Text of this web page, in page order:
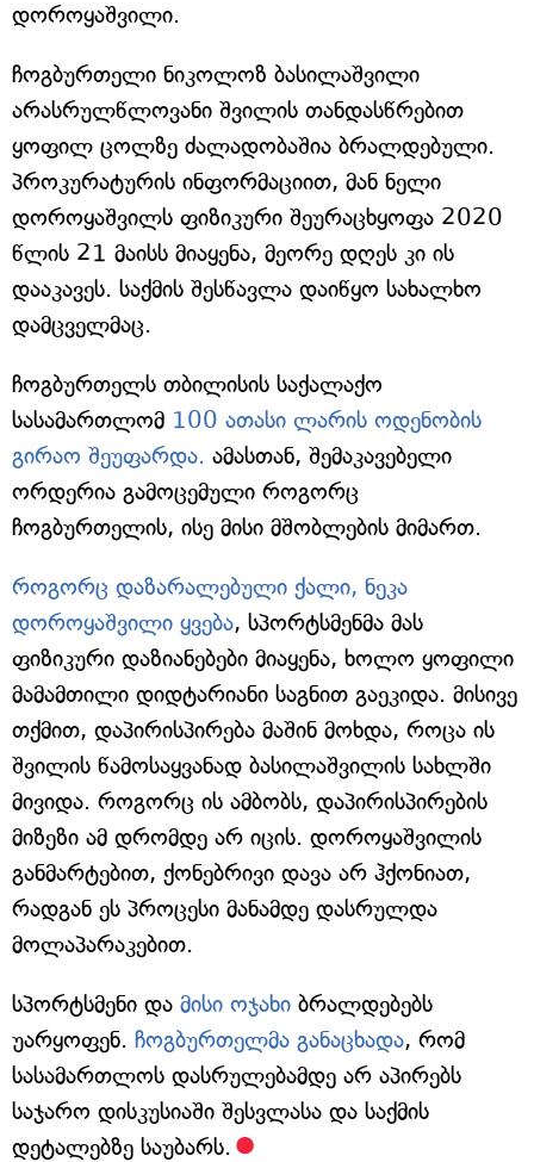
დოროყაშვილი.
ჩოგბურთელი ნიკოლოზ ბასილაშვილი
არასრულწლოვანი შვილის თანდასწრებით
ყოფილ ცოლზე ძალადობაშია ბრალდებული.
პროკურატურის ინფორმაციით, მან ნელი
დოროყაშვილს ფიზიკური შეურაცხყოფა 2020
წლის 21 მაისს მიაყენა, მეორე დღეს კი ის
დააკავეს. საქმის შესწავლა დაიწყო სახალხო
დამცველმაც.
ჩოგბურთელს თბილისის საქალაქო
სასამართლომ 100 ათასი ლარის ოდენობის
გირაო შეუფარდა. ამასთან, შემაკავებელი
ორდერია გამოცემული როგორც
ჩოგბურთელის, ისე მისი მშობლების მიმართ.
როგორც დაზარალებული ქალი, ნეკა
დოროყაშვილი ყვება, სპორტსმენმა მას
ფიზიკური დაზიანებები მიაყენა, ხოლო ყოფილი
მამამთილი დიდტარიანი საგნით გაეკიდა. მისივე
თქმით, დაპირისპირება მაშინ მოხდა, როცა ის
შვილის წამოსაყვანად ბასილაშვილის სახლში
მივიდა. როგორც ის ამბობს, დაპირისპირების
მიზეზი ამ დრომდე არ იცის. დოროყაშვილის
განმარტებით, ქონებრივი დავა არ ჰქონიათ,
რადგან ეს პროცესი მანამდე დასრულდა
მოლაპარაკებით.
სპორტსმენი და მისი ოჯახი ბრალდებებს
უარყოფენ. ჩოგბურთელმა განაცხადა, რომ
სასამართლოს დასრულებამდე არ აპირებს
საჯარო დისკუსიაში შესვლასა და საქმის
დეტალებზე საუბარს.